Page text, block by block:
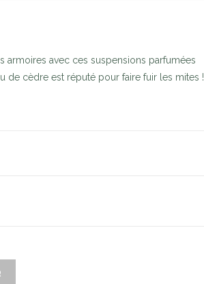
armoires avec ces suspensions parfumées
de cèdre est réputé pour faire fuir les mites !